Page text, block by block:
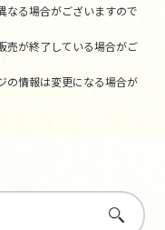
る場合がございますので
売が終了している場合がご
の情報は変更になる場合が
さがす